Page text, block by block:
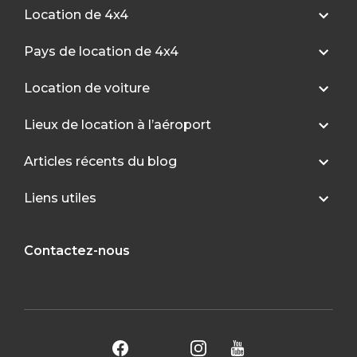
Location de 4x4
Pays de location de 4x4
Location de voiture
Lieux de location à l’aéroport
Articles récents du blog
Liens utiles
Contactez-nous